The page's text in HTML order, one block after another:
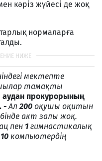
кәріз жүйесі де жоқ
нормаларға
мектепте
тамақты
аудан прокурорының
- Ал 200 оқушы оқитын
акт залы жоқ.
пен 1 гимнастикалық
10 компьютердің